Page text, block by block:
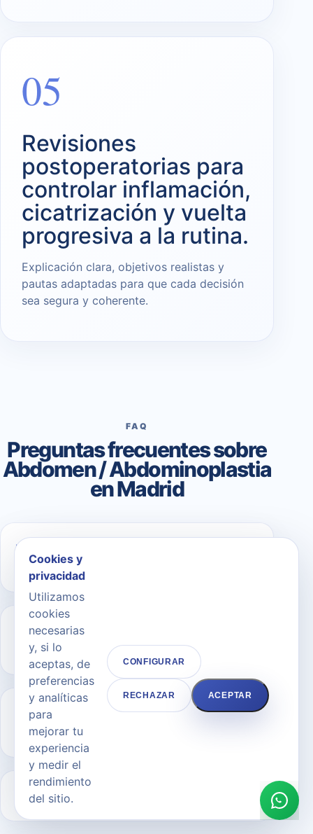
05
Revisiones
postoperatorias para
controlar inflamación,
cicatrización y vuelta
progresiva a la rutina.
Explicación clara, objetivos realistas y
pautas adaptadas para que cada decisión
sea segura y coherente.
FAQ
Preguntas frecuentes sobre
Abdomen / Abdominoplastia
en Madrid
abdominoplastia y Mini-Dermo?
¿La abdominoplastia sirve para
adelgazar?
¿Cuánto dura la cirugía de
abdominoplastia?
¿Qué tipo de anestesia se utiliza?
Cookies y
privacidad
Utilizamos
cookies
necesarias
y, si lo
aceptas, de
preferencias
y analíticas
para
mejorar tu
experiencia
y medir el
rendimiento
del sitio.
CONFIGURAR
RECHAZAR ACEPTAR